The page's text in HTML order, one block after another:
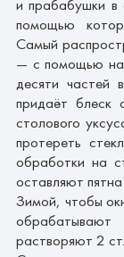
и прабабушки в
помощью
Самый
— с помощью
десяти частей
придаёт блеск
столового
протереть
обработки на
оставляют
Зимой, чтобы
растворяют 2